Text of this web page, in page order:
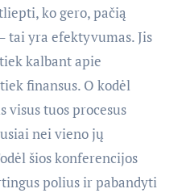
ko gero, pačią
tai yra efektyvumas. Jis
kalbant apie
finansus. O kodėl
visus tuos procesus
nei vieno jų
šios konferencijos
polius ir pabandyti